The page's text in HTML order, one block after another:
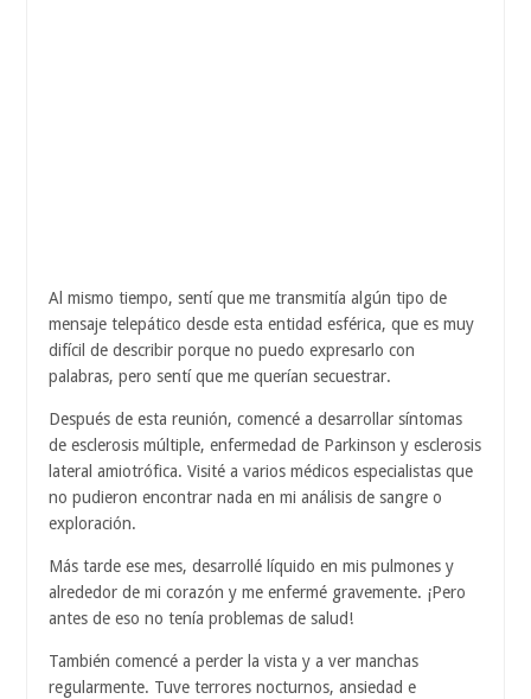
Al mismo tiempo, sentí que me transmitía algún tipo de
mensaje telepático desde esta entidad esférica, que es muy
difícil de describir porque no puedo expresarlo con
palabras, pero sentí que me querían secuestrar.
Después de esta reunión, comencé a desarrollar síntomas
de esclerosis múltiple, enfermedad de Parkinson y esclerosis
lateral amiotrófica. Visité a varios médicos especialistas que
no pudieron encontrar nada en mi análisis de sangre o
exploración.
Más tarde ese mes, desarrollé líquido en mis pulmones y
alrededor de mi corazón y me enfermé gravemente. ¡Pero
antes de eso no tenía problemas de salud!
También comencé a perder la vista y a ver manchas
regularmente. Tuve terrores nocturnos, ansiedad e